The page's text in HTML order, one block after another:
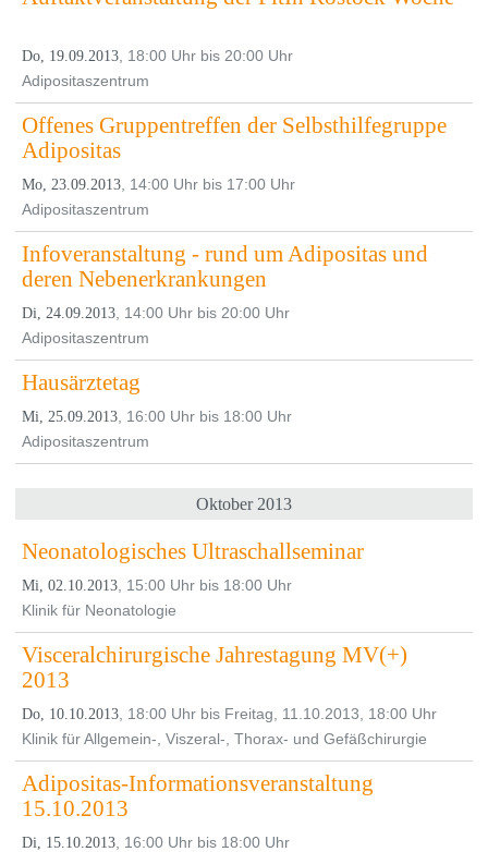
Do, 19.09.2013, 18:00 Uhr bis 20:00 Uhr
Adipositaszentrum
Offenes Gruppentreffen der Selbsthilfegruppe
Adipositas
Mo, 23.09.2013, 14:00 Uhr bis 17:00 Uhr
Adipositaszentrum
Infoveranstaltung - rund um Adipositas und
deren Nebenerkrankungen
Di, 24.09.2013, 14:00 Uhr bis 20:00 Uhr
Adipositaszentrum
Hausärztetag
Mi, 25.09.2013, 16:00 Uhr bis 18:00 Uhr
Adipositaszentrum
Oktober 2013
Neonatologisches Ultraschallseminar
Mi, 02.10.2013 , 15:00 Uhr bis 18:00 Uhr
Klinik für Neonatologie
Visceralchirurgische Jahrestagung MV(+)
2013
Do, 10.10.2013 , 18:00 Uhr bis Freitag, 11.10.2013, 18:00 Uhr
Klinik für Allgemein-, Viszeral-, Thorax- und Gefäßchirurgie
Adipositas-Informationsveranstaltung
15.10.2013
Di, 15.10.2013 , 16:00 Uhr bis 18:00 Uhr